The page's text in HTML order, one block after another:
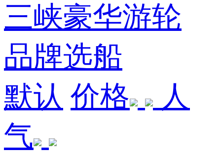
三峡豪华游轮
品牌选船
默认 价格
人
气